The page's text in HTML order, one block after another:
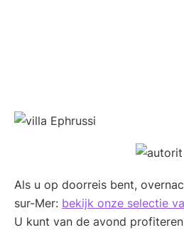
Als u op doorreis bent,
sur-Mer: bekijk onze selectie
U kunt van de avond